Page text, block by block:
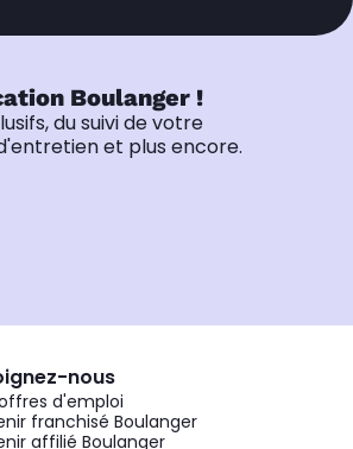
Boulanger !
du suivi de votre
et plus encore.
nous
d'emploi
franchisé Boulanger
affilié Boulanger